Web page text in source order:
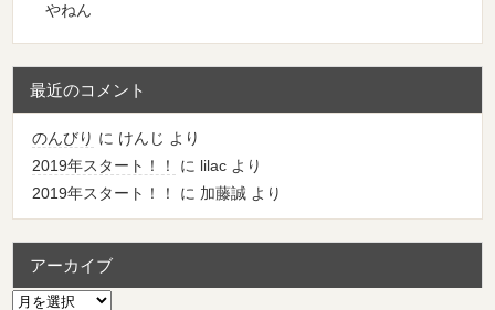
やねん
最近のコメント
のんびり に けんじ より
2019年スタート！！
に lilac より
2019年スタート！！
に 加藤誠 より
アーカイブ
ア